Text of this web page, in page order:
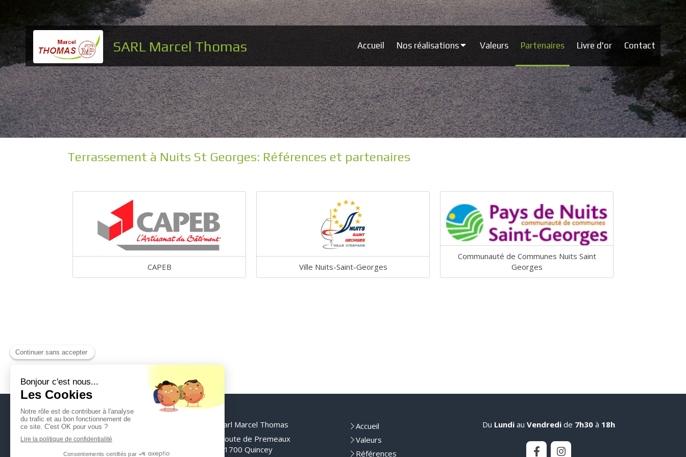
Accueil Nos réalisations Valeurs Partenaires Livre d'or Contact
SARL Marcel Thomas
Terrassement à Nuits St Georges: Références et partenaires
CAPEB Ville Nuits-Saint-Georges
Communauté de Communes Nuits Saint
Georges
Sarl Marcel Thomas
Route de Premeaux
21700 Quincey
Accueil
Valeurs
Références
Du Lundi auVendredi de 7h30 à 18h